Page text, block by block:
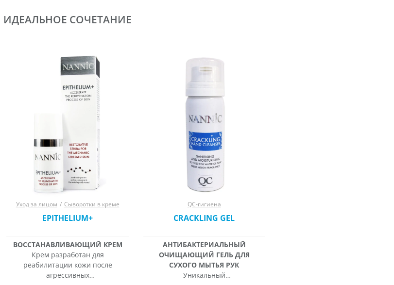
ИДЕАЛЬНОЕ СОЧЕТАНИЕ
Уход за лицом / Сыворотки в креме
EPITHELIUM+
ВОССТАНАВЛИВАЮЩИЙ КРЕМ
Крем разработан для
реабилитации кожи после
агрессивных
QC-гигиена
CRACKLING GEL
АНТИБАКТЕРИАЛЬНЫЙ
ОЧИЩАЮЩИЙ ГЕЛЬ ДЛЯ
СУХОГО МЫТЬЯ РУК
Уникальный